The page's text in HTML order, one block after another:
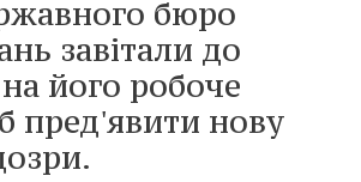
бюро
завітали до
його робоче
пред'явити нову